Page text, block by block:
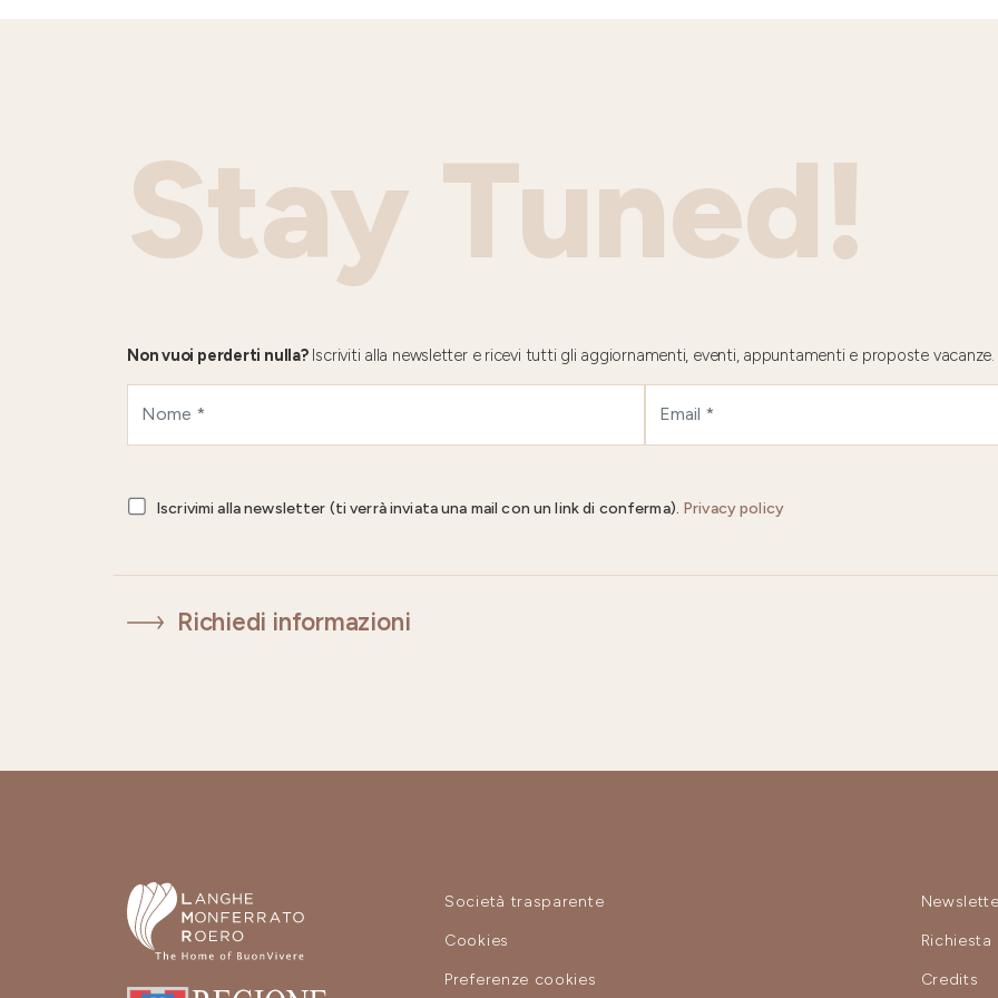
Stay Tuned!
Non vuoi perderti nulla?Iscriviti alla newsletter e ricevi tutti gli aggiornamenti, eventi, appuntamenti e proposte vacanze.
Iscrivimi alla newsletter (ti verrà inviata una mail con un link di conferma). Privacy policy
Richiedi informazioni
Società trasparente
Cookies
Preferenze cookies Credits